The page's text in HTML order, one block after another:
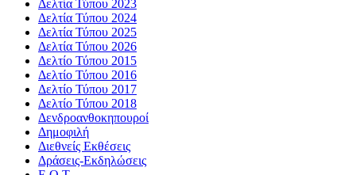
Δελτία Τύπου 2023
Δελτία Τύπου 2024
Δελτία Τύπου 2025
Δελτία Τύπου 2026
Δελτίο Τύπου 2015
Δελτίο Τύπου 2016
Δελτίο Τύπου 2017
Δελτίο Τύπου 2018
Δενδροανθοκηπουροί
Δημοφιλή
Διεθνείς Εκθέσεις
Δράσεις-Εκδηλώσεις